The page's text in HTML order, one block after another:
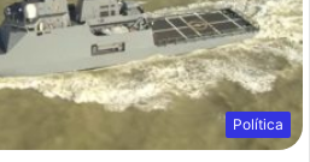
k
Política